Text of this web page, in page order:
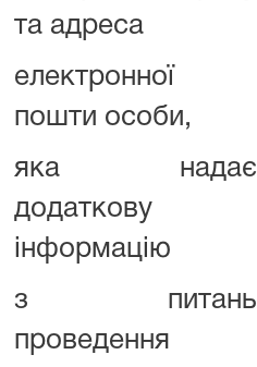
та адреса
електронної
пошти особи,
яка надає
додаткову
інформацію
з питань
проведення